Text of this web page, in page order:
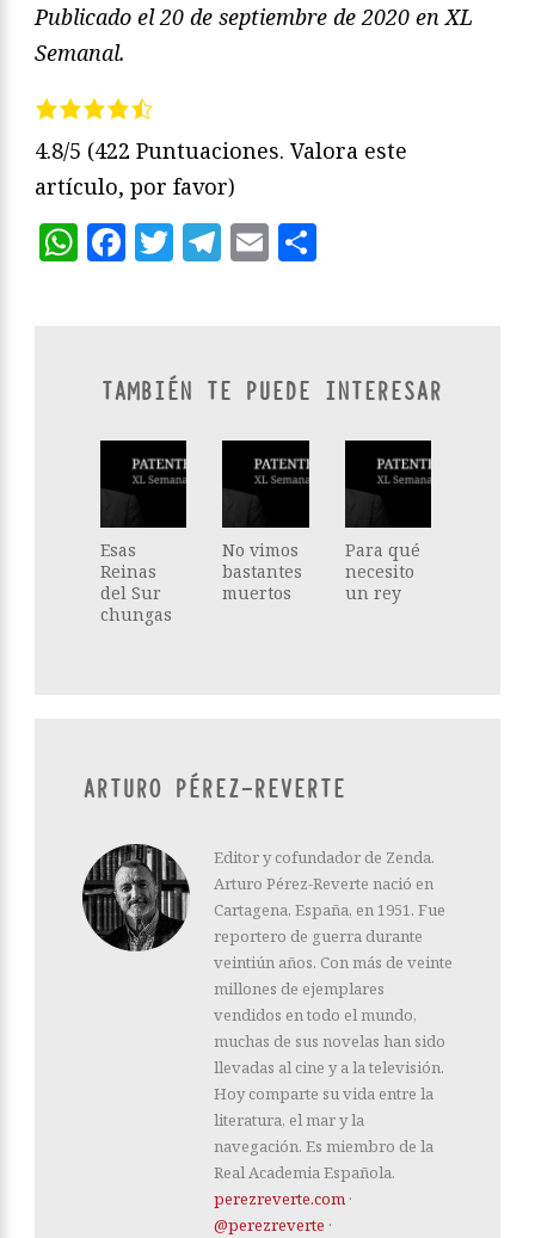
Publicado el 20 de septiembre de 2020 en XL
Semanal.
4.8/5 (422 Puntuaciones. Valora este
artículo, por favor)
WhatsApp
Facebook
Twitter
Telegram
Email
TAMBIÉN TE PUEDE INTERESAR
Esas
Reinas
del Sur
chungas
No vimos
bastantes
muertos
Para qué
necesito
un rey
ARTURO PÉREZ-REVERTE
Editor y cofundador de Zenda.
Arturo Pérez-Reverte nació en
Cartagena, España, en 1951. Fue
reportero de guerra durante
veintiún años. Con más de veinte
millones de ejemplares
vendidos en todo el mundo,
muchas de sus novelas han sido
llevadas al cine y a la televisión.
Hoy comparte su vida entre la
literatura, el mar y la
navegación. Es miembro de la
Real Academia Española.
perezreverte.com ·
@perezreverte ·